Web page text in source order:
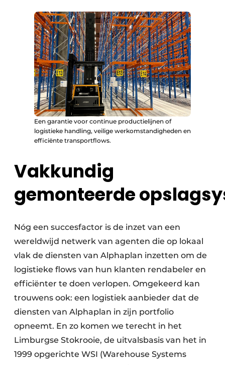
Een garantie voor continue productielijnen of
logistieke handling, veilige werkomstandigheden en
efficiënte transportflows.
Vakkundig
gemonteerde
Nóg een succesfactor is de inzet van een
wereldwijd netwerk van agenten die op lokaal
vlak de diensten van Alphaplan inzetten om de
logistieke flows van hun klanten rendabeler en
efficiënter te doen verlopen. Omgekeerd kan
trouwens ook: een logistiek aanbieder dat de
diensten van Alphaplan in zijn portfolio
opneemt. En zo komen we terecht in het
Limburgse Stokrooie, de uitvalsbasis van het in
1999 opgerichte WSI (Warehouse Systems